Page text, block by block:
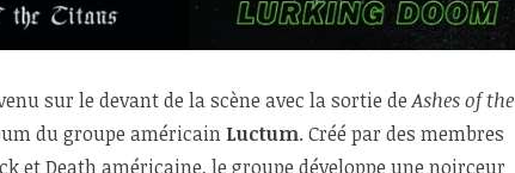
sur le devant de la scène avec la sortie deAshes of the
du groupe américain Luctum. Créé par des membres
et Death américaine, le groupe développe une noirceur